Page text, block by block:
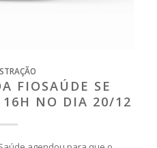
FIOSAÚDE SE
16H NO DIA 20/12